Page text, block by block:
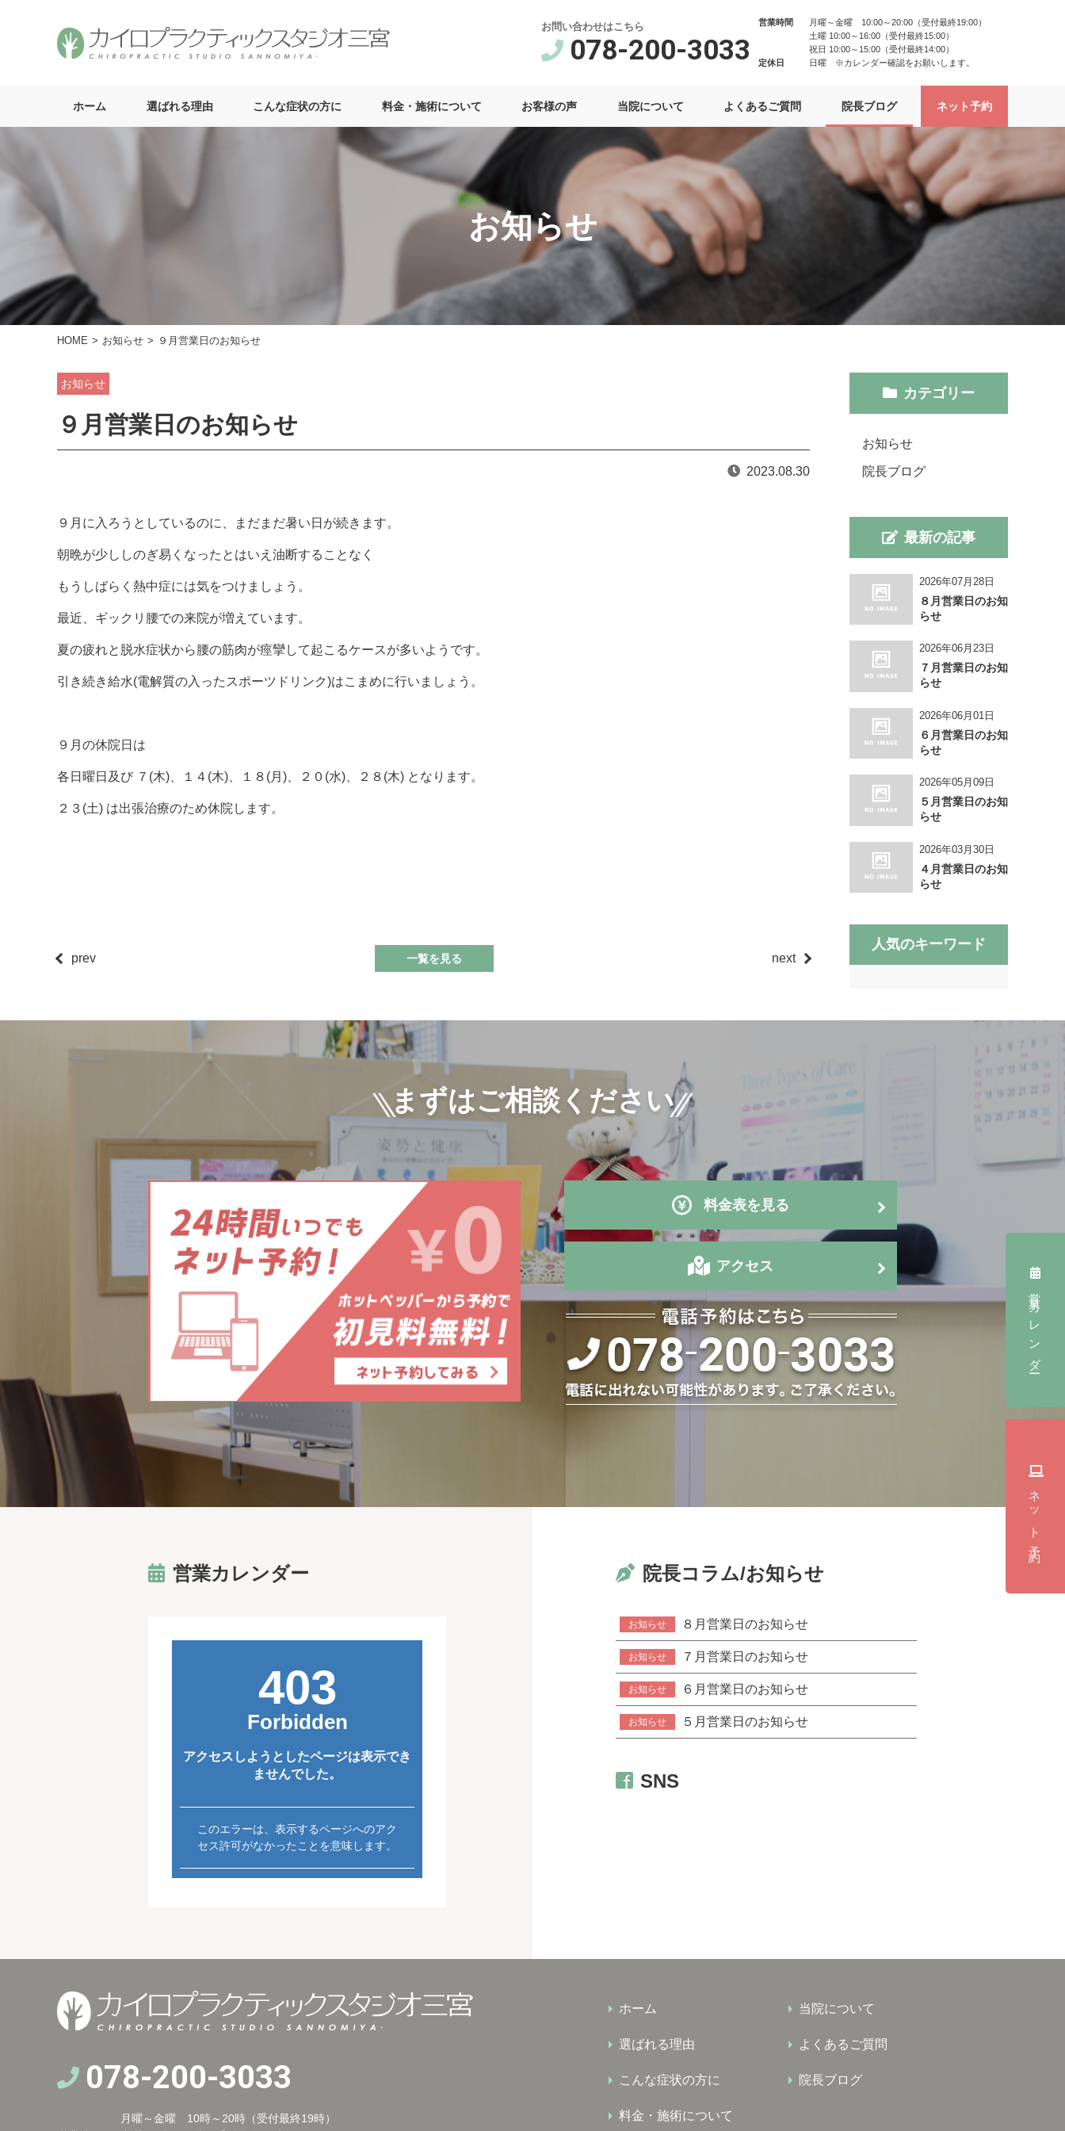
お問い合わせはこちら
078-200-3033
営業時間
月曜～金曜 10:00～20:00（受付最終19:00）
土曜 10:00～16:00（受付最終15:00）
祝日 10:00～15:00（受付最終14:00）
定休日
日曜 ※カレンダー確認をお願いします。
ホーム 選ばれる理由 こんな症状の方に 料金・施術について お客様の声 当院について よくあるご質問 院長ブログ ネット予約
営業カレンダー
ネット予約
お知らせ
HOME お知らせ ９月営業日のお知らせ
お知らせ
９月営業日のお知らせ
2023.08.30
９月に入ろうとしているのに、まだまだ暑い日が続きます。
朝晩が少ししのぎ易くなったとはいえ油断することなく
もうしばらく熱中症には気をつけましょう。
最近、ギックリ腰での来院が増えています。
夏の疲れと脱水症状から腰の筋肉が痙攣して起こるケースが多いようです。
引き続き給水(電解質の入ったスポーツドリンク)はこまめに行いましょう。
９月の休院日は
各日曜日及び ７(木)、１４(木)、１８(月)、２０(水)、２８(木) となります。
２３(土) は出張治療のため休院します。
prev 一覧を見る next
カテゴリー
お知らせ
院長ブログ
最新の記事
2026年07月28日
８月営業日のお知
らせ
2026年06月23日
７月営業日のお知
らせ
2026年06月01日
６月営業日のお知
らせ
2026年05月09日
５月営業日のお知
らせ
2026年03月30日
４月営業日のお知
らせ
人気のキーワード
まずはご相談ください
料金表を見る
アクセス
営業カレンダー 院長コラム/お知らせ
お知らせ ８月営業日のお知らせ
お知らせ ７月営業日のお知らせ
お知らせ ６月営業日のお知らせ
お知らせ ５月営業日のお知らせ
SNS
078-200-3033
月曜～金曜 10時～20時（受付最終19時）
ホーム
選ばれる理由
こんな症状の方に
料金・施術について
当院について
よくあるご質問
院長ブログ